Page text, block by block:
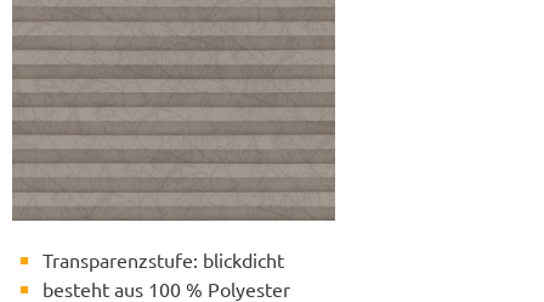
Transparenzstufe: blickdicht
besteht aus 100 % Polyester